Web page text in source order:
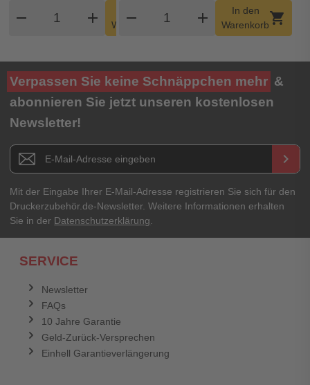
remove add
Warenkorb
shopping_cart
remove
Produkt Warenkorb
add
In den
Warenkorbshopping_cart
Verpassen Sie keine Schnäppchen mehr &
abonnieren Sie jetzt unseren kostenlosen
Newsletter!
Newsletter E-Mail Adresse keyboard_arrow_right
Mit der Eingabe Ihrer E-Mail-Adresse registrieren Sie sich für den
Druckerzubehör.de-Newsletter. Weitere Informationen erhalten
Sie in der Datenschutzerklärung
SERVICE
Newsletter
FAQs
10 Jahre Garantie
Geld-Zurück-Versprechen
Einhell Garantieverlängerung